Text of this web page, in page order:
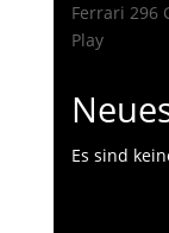
Ferrari 296
Play
Es sind